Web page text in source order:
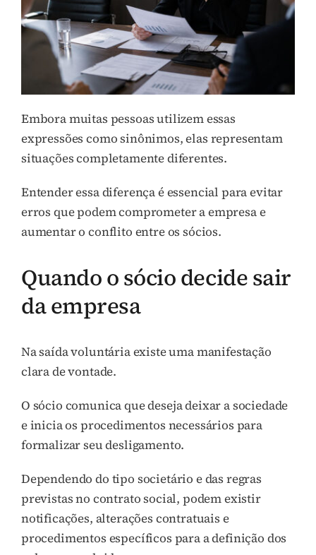
Embora muitas pessoas utilizem essas
expressões como sinônimos, elas representam
situações completamente diferentes.
Entender essa diferença é essencial para evitar
erros que podem comprometer a empresa e
aumentar o conflito entre os sócios.
Quando o sócio decide sair
da empresa
Na saída voluntária existe uma manifestação
clara de vontade.
O sócio comunica que deseja deixar a sociedade
e inicia os procedimentos necessários para
formalizar seu desligamento.
Dependendo do tipo societário e das regras
previstas no contrato social, podem existir
notificações, alterações contratuais e
procedimentos específicos para a definição dos